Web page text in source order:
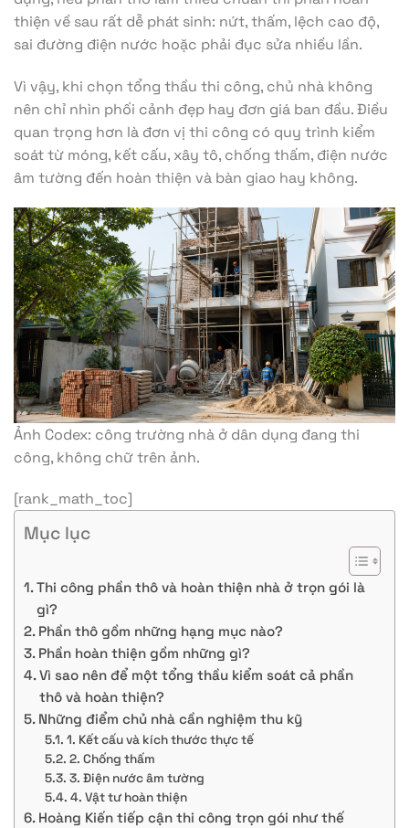
thiện về sau rất dễ phát sinh: nứt, thấm, lệch cao độ,
sai đường điện nước hoặc phải đục sửa nhiều lần.
Vì vậy, khi chọn tổng thầu thi công, chủ nhà không
nên chỉ nhìn phối cảnh đẹp hay đơn giá ban đầu. Điều
quan trọng hơn là đơn vị thi công có quy trình kiểm
soát từ móng, kết cấu, xây tô, chống thấm, điện nước
âm tường đến hoàn thiện và bàn giao hay không.
Ảnh Codex: công trường nhà ở dân dụng đang thi
công, không chữ trên ảnh.
[rank_math_toc]
Mục lục
Thi công phần thô và hoàn thiện nhà ở trọn gói là
gì?
Phần thô gồm những hạng mục nào?
Phần hoàn thiện gồm những gì?
Vì sao nên để một tổng thầu kiểm soát cả phần
thô và hoàn thiện?
Những điểm chủ nhà cần nghiệm thu kỹ
1. Kết cấu và kích thước thực tế
2. Chống thấm
3. Điện nước âm tường
4. Vật tư hoàn thiện
Hoàng Kiến tiếp cận thi công trọn gói như thế